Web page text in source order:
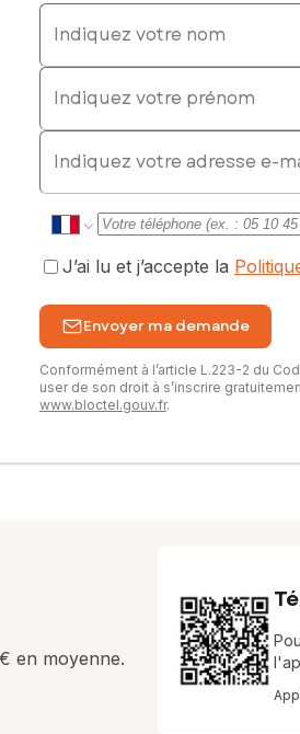
immobilier SAFTI à votre écoute
: www.georisques.gouv.fr
- EI - Agent commercial immatriculé
Indiquez votre nom
Indiquez votre prénom
E-mail
J’ai lu et j’accepte la
Envoyer ma demande
Conformément à l’article L.223-2 du
user de son droit à s’inscrire
www.bloctel.gouv.fr.
en moyenne.